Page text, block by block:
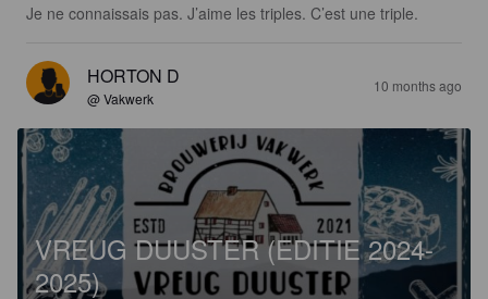
Je ne connaissais pas. J’aime les triples. C’est une triple.
HORTON D
@ Vakwerk
10 months ago
VREUG DUUSTER (EDITIE 2024-
2025)